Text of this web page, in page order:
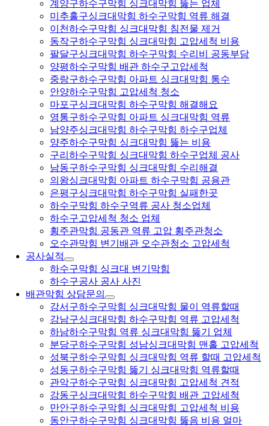
계양구하수구막힘 싱크대막힘 뚫는 업체
미추홀구싱크대막힘 하수구막힘 역류 해결
이천하수구막힘 싱크대막힘 침전물 제거
동작구하수구막힘 싱크대막힘 고압세척 비용
팔달구싱크대막힘 하수구막힘 수리비 공동부담
양평하수구막힘 배관 하수구고압세척
중랑구하수구막힘 아파트 싱크대막힘 통수
안양하수구막힘 고압세척 청소
마포구싱크대막힘 하수구막힘 해결해요
영통구하수구막힘 아파트 싱크대막힘 역류
남양주싱크대막힘 하수구막힘 하수구업체
양주하수구막힘 싱크대막힘 뚫는 비용
구리하수구막힘 싱크대막힘 하수구업체 공사
남동구하수구막힘 싱크대막힘 수리해결
의왕싱크대막힘 아파트 하수구막힘 공용관
은평구싱크대막힘 하수구막힘 실패한곳
하수구막힘 하수구역류 공사 청소업체
하수구고압세척 청소 업체
횡주관막힘 공동관 역류 고압 횡주관청소
오수관막힘 변기배관 오수관청소 고압세척
공사실적
하수구막힘 싱크대 변기막힘
하수구공사 공사 사진
배관막힘 상담문의
강서구하수구막힘 싱크대막힘 물이 역류할때
강남구싱크대막힘 하수구막힘 역류 고압세척
하남하수구막힘 역류 싱크대막힘 뚫기 업체
분당구하수구막힘 성남싱크대막힘 맨홀 고압세척
성북구하수구막힘 싱크대막힘 역류 할때 고압세척
성동구하수구막힘 뚫기 싱크대막힘 역류할때
관악구하수구막힘 싱크대막힘 고압세척 견적
강동구싱크대막힘 하수구막힘 배관 고압세척
만안구하수구막힘 싱크대막힘 고압세척 비용
동안구하수구막힘 싱크대막힘 뚫음 비용 얼마